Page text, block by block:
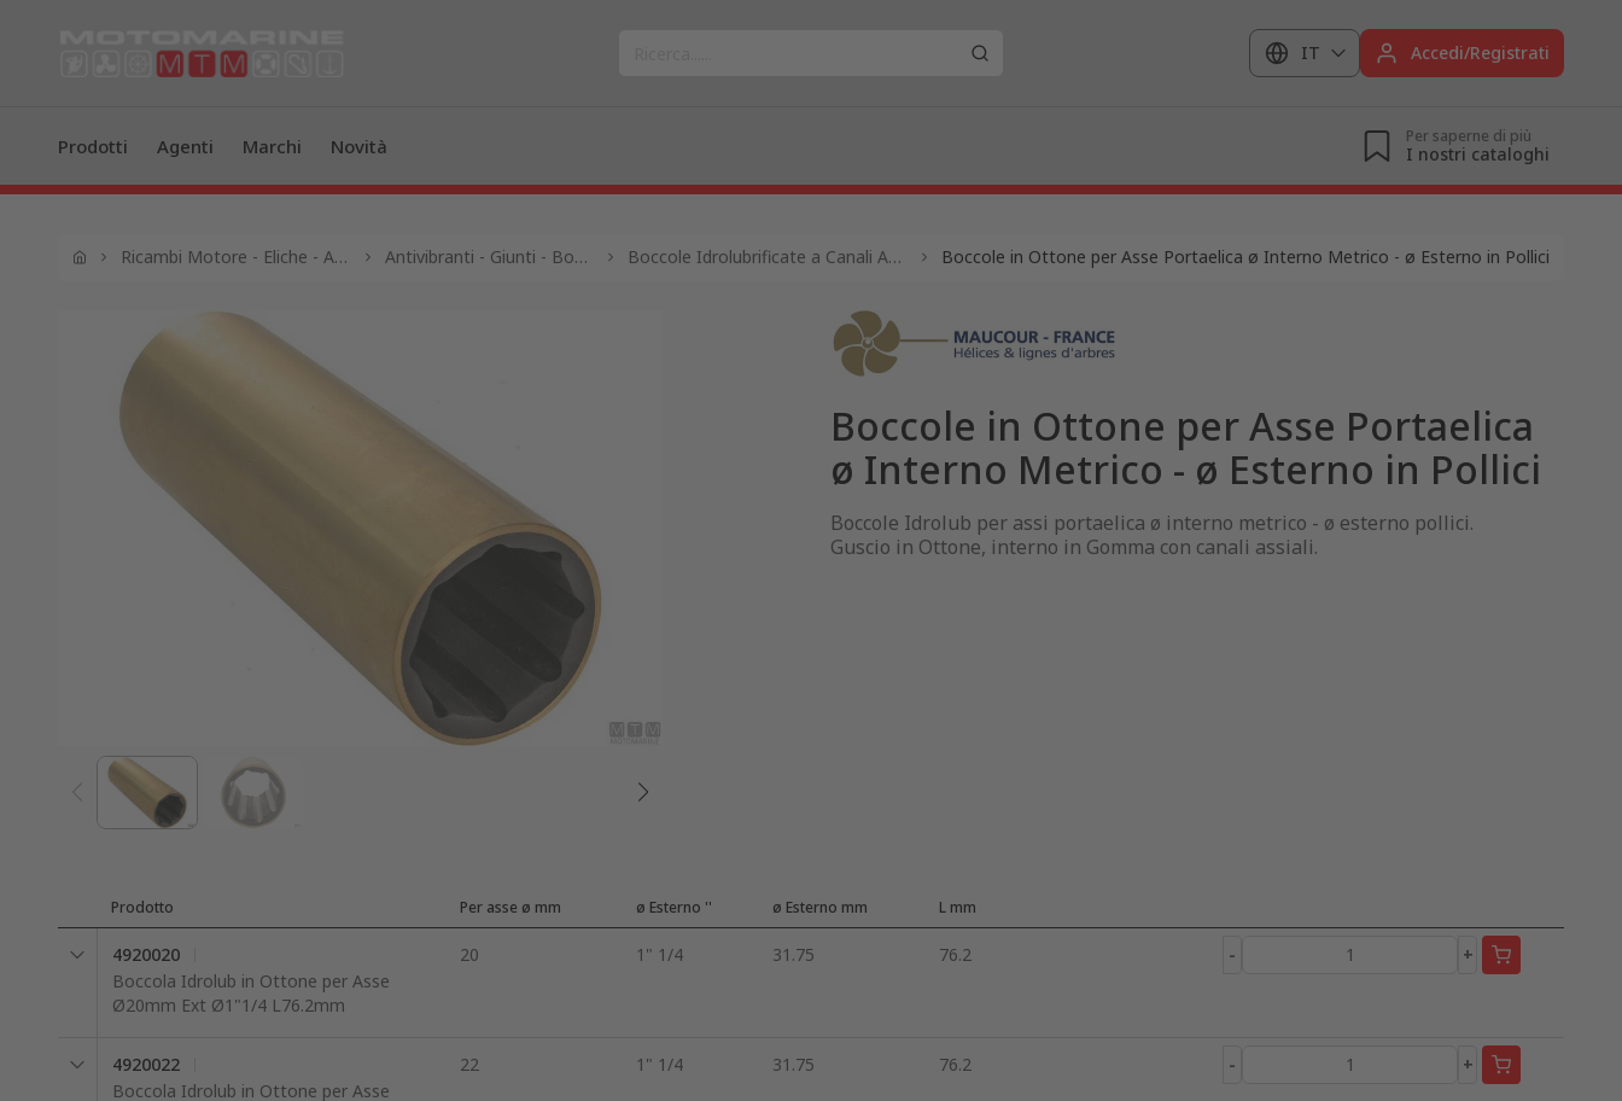
IT Accedi/Registrati
Prodotti Agenti Marchi Novità Per saperne di più
I nostri cataloghi
Ricambi Motore - Eliche - Anodi - Serbatoi - Filtri Antivibranti - Giunti - Boccole - Trasmissioni Boccole Idrolubrificate a Canali Assiali per Asse Portaelica Boccole in Ottone per Asse Portaelica ø Interno Metrico - ø Esterno in Pollici
Boccole in Ottone per Asse Portaelica
ø Interno Metrico - ø Esterno in Pollici
Boccole Idrolub per assi portaelica ø interno metrico - ø esterno pollici.
Guscio in Ottone, interno in Gomma con canali assiali.
Prodotto Per asse ø mm ø Esterno '' ø Esterno mm L mm
4920020
Boccola Idrolub in Ottone per Asse
Ø20mm Ext Ø1"1/4 L76.2mm
20 1" 1/4 31.75 76.2 - +
4920022
Boccola Idrolub in Ottone per Asse
22 1" 1/4 31.75 76.2 - +